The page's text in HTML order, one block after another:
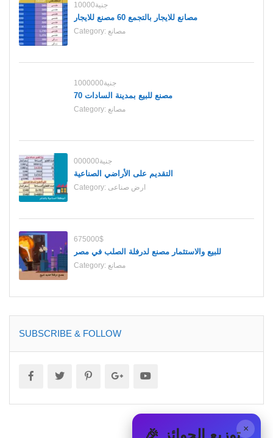
10000جنية
مصانع للايجار بالتجمع 60 مصنع للايجار
Category: مصانع
1000000جنية
70 مصنع للبيع بمدينة السادات
Category: مصانع
000000جنية
التقديم على الأراضي الصناعية
Category: ارض صناعى
675000$
للبيع والاستثمار مصنع لدرفلة الصلب في مصر
Category: مصانع
SUBSCRIBE & FOLLOW
× 🎉 توزيع الجوائز